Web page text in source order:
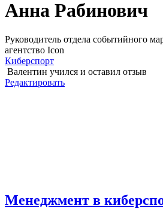
Анна Рабинович
Руководитель отдела событийного
агентство Icon
Киберспорт
Валентин учился и оставил отзыв
Редактировать
Менеджмент в